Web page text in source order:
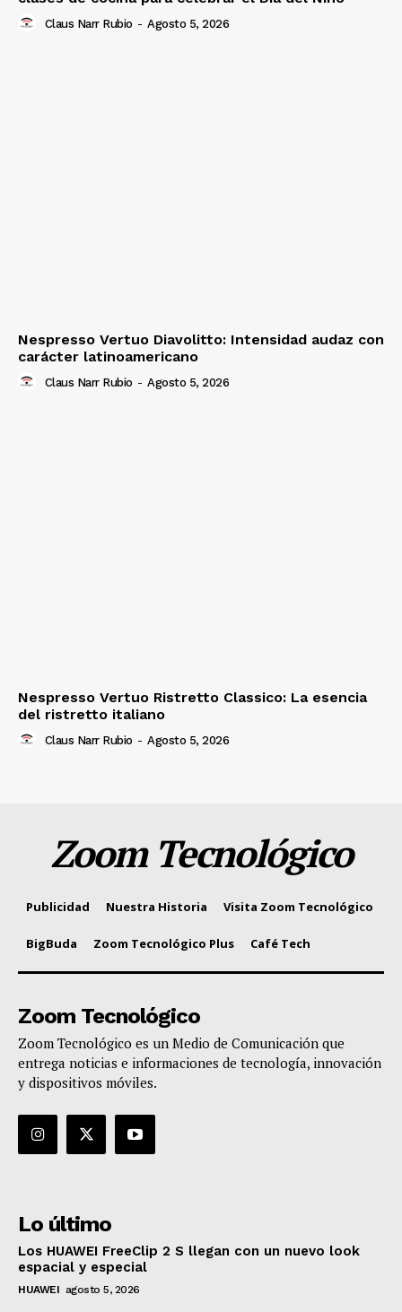
Claus Narr Rubio - Agosto 5, 2026
Nespresso Vertuo Diavolitto: Intensidad audaz con
carácter latinoamericano
Claus Narr Rubio - Agosto 5, 2026
Nespresso Vertuo Ristretto Classico: La esencia
del ristretto italiano
Claus Narr Rubio - Agosto 5, 2026
Zoom Tecnológico
Publicidad Nuestra Historia Visita Zoom Tecnológico
BigBuda Zoom Tecnológico Plus Café Tech
Zoom Tecnológico
Zoom Tecnológico es un Medio de Comunicación que
entrega noticias e informaciones de tecnología, innovación
y dispositivos móviles.
Lo último
Los HUAWEI FreeClip 2 S llegan con un nuevo look
espacial y especial
HUAWEI agosto 5, 2026